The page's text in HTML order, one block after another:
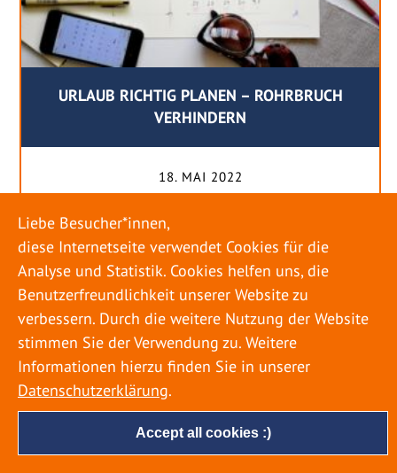
URLAUB RICHTIG PLANEN – ROHRBRUCH
VERHINDERN
18. MAI 2022
genießen ihren Urlaub. Dabei zieht es die Einen
weiter weg, die Anderen bleiben dann doch
lieber in der Heimat. Wenn Sie für eine längere
Zeit wegfahren möchten, gibt es einige Dinge zu
beachten, damit nicht anschließend eine böse
Überraschung auf Sie wartet. Um einen
möglichst entspannten Urlaub zu […]
Accept all cookies :)
Liebe Besucher*innen,
diese Internetseite verwendet Cookies für die
Analyse und Statistik. Cookies helfen uns, die
Benutzerfreundlichkeit unserer Website zu
verbessern. Durch die weitere Nutzung der Website
stimmen Sie der Verwendung zu. Weitere
Informationen hierzu finden Sie in unserer
Datenschutzerklärung.